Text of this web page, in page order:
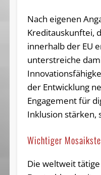
Nach eigenen
Kreditauskunftei,
innerhalb der EU
unterstreiche
der Entwicklung
Engagement für
Inklusion stärken,
Wichtiger
Die weltweit